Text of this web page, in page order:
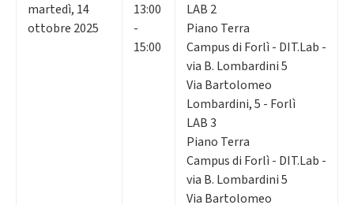
martedì, 14
ottobre 2025
13:00
-
15:00
LAB 2
Piano Terra
Campus di Forlì - DIT.Lab -
via B. Lombardini 5
Via Bartolomeo
Lombardini, 5 - Forlì
LAB 3
Piano Terra
Campus di Forlì - DIT.Lab -
via B. Lombardini 5
Via Bartolomeo